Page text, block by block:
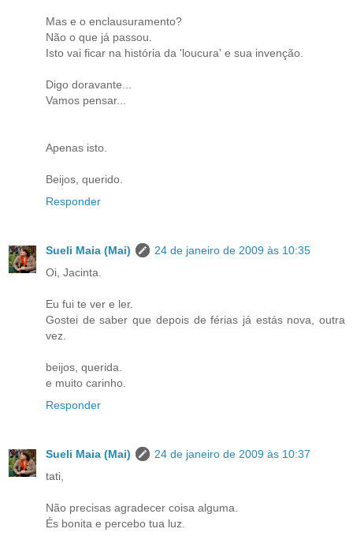
Mas e o enclausuramento?
Não o que já passou.
Isto vai ficar na história da 'loucura' e sua invenção.
Digo doravante...
Vamos pensar...
Apenas isto.
Beijos, querido.
Responder
Sueli Maia (Mai)
24 de janeiro de 2009 às 10:35
Oi, Jacinta.
Eu fui te ver e ler.
Gostei de saber que depois de férias já estás nova, outra
vez.
beijos, querida.
e muito carinho.
Responder
Sueli Maia (Mai)
24 de janeiro de 2009 às 10:37
tati,
Não precisas agradecer coisa alguma.
És bonita e percebo tua luz.